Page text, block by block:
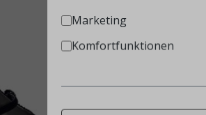
Marketing
Komfortfunktionen